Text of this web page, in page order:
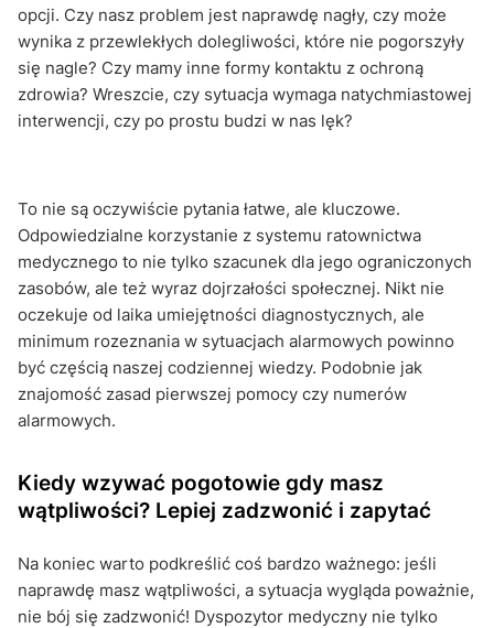
opcji. Czy nasz problem jest naprawdę nagły, czy może
wynika z przewlekłych dolegliwości, które nie pogorszyły
się nagle? Czy mamy inne formy kontaktu z ochroną
zdrowia? Wreszcie, czy sytuacja wymaga natychmiastowej
interwencji, czy po prostu budzi w nas lęk?
To nie są oczywiście pytania łatwe, ale kluczowe.
Odpowiedzialne korzystanie z systemu ratownictwa
medycznego to nie tylko szacunek dla jego ograniczonych
zasobów, ale też wyraz dojrzałości społecznej. Nikt nie
oczekuje od laika umiejętności diagnostycznych, ale
minimum rozeznania w sytuacjach alarmowych powinno
być częścią naszej codziennej wiedzy. Podobnie jak
znajomość zasad pierwszej pomocy czy numerów
alarmowych.
Kiedy wzywać pogotowie gdy masz
wątpliwości? Lepiej zadzwonić i zapytać
Na koniec warto podkreślić coś bardzo ważnego: jeśli
naprawdę masz wątpliwości, a sytuacja wygląda poważnie,
nie bój się zadzwonić! Dyspozytor medyczny nie tylko